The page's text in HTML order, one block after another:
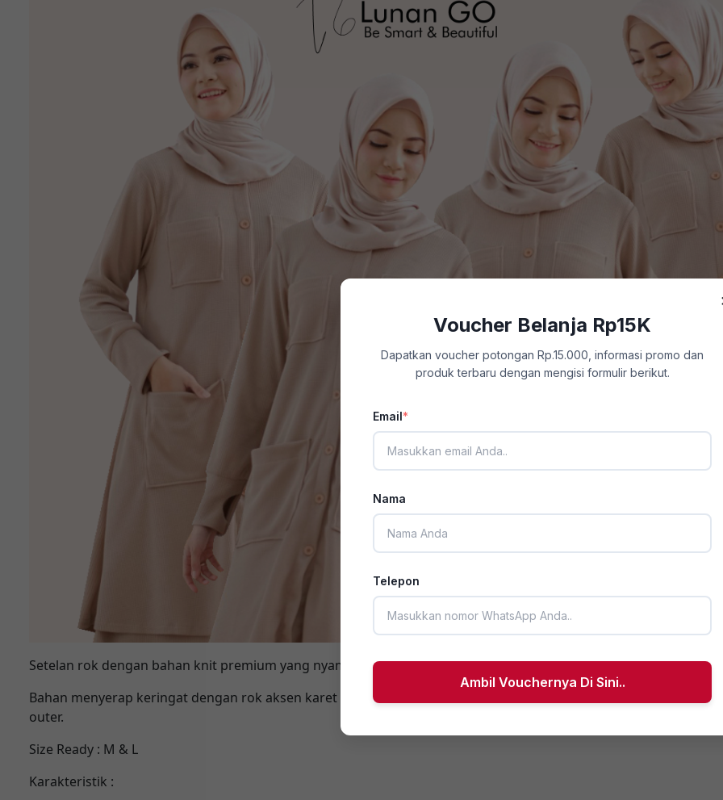
Setelan rok dengan bahan knit premium yang nyaman,stertch dan anti susut.
Bahan menyerap keringat dengan rok aksen karet dibagian pinggang yang nyaman dipakai serta blouse akse
outer.
Size Ready : M & L
Karakteristik :
Voucher Belanja Rp15K
Dapatkan voucher potongan Rp.15.000, informasi promo dan
produk terbaru dengan mengisi formulir berikut.
Email*
Nama
Telepon
Ambil Vouchernya Di Sini..